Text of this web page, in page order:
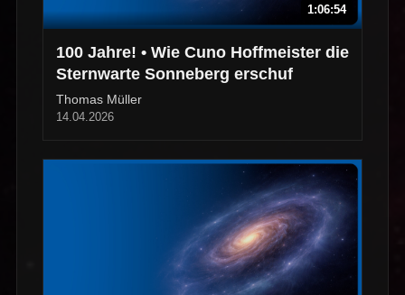
1:06:54
100 Jahre! • Wie Cuno Hoffmeister die
Sternwarte Sonneberg erschuf
Thomas Müller
14.04.2026